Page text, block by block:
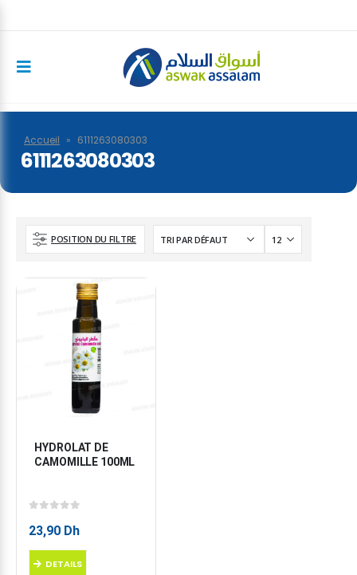
Accueil » 6111263080303
6111263080303
POSITION DU FILTRE
HYDROLAT DE
CAMOMILLE 100ML
23,90 Dh
DETAILS